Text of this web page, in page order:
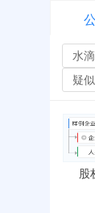
水滴
工商
股东
主要
对外
控制
水
疑
股